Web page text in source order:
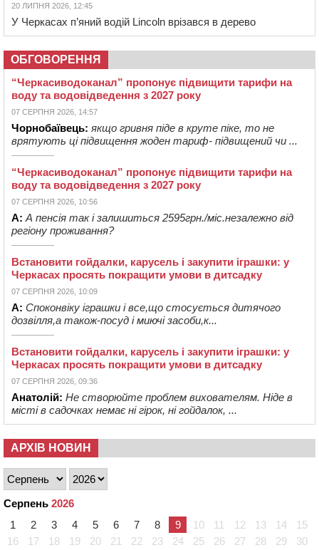
20 ЛИПНЯ 2026, 12:45
У Черкасах п’яний водій Lincoln врізався в дерево
ОБГОВОРЕННЯ
“Черкасиводоканал” пропонує підвищити тарифи на
воду та водовідведення з 2027 року
07 СЕРПНЯ 2026, 14:57
Чорнобаївець: якщо гривня піде в круте піке, то не
врятують ці підвищення жоден тариф- підвищений чи ...
“Черкасиводоканал” пропонує підвищити тарифи на
воду та водовідведення з 2027 року
07 СЕРПНЯ 2026, 10:56
А: А пенсія так і залишиться 2595грн./міс.незалежно від
регіону проживання?
Встановити гойдалки, карусель і закупити іграшки: у
Черкасах просять покращити умови в дитсадку
07 СЕРПНЯ 2026, 10:09
А: Споконвіку іграшки і все,що стосується дитячого
дозвілля,а також-посуд і миючі засоби,к...
Встановити гойдалки, карусель і закупити іграшки: у
Черкасах просять покращити умови в дитсадку
07 СЕРПНЯ 2026, 09:36
Анатолій: Не створюйте проблем вихователям. Ніде в
місті в садочках немає ні гірок, ні гойдалок, ...
АРХІВ НОВИН
Серпень 2026
1
2 3 4 5 6 7 8 9 10 11 12 13 14
15
16
17 18 19 20 21 22 23 24 25 26 27 28 29
30